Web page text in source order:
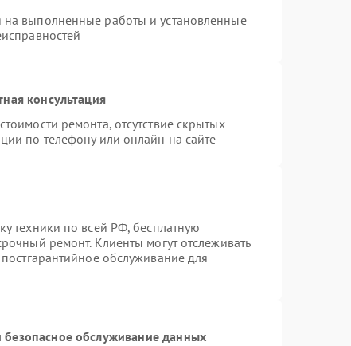
на выполненные работы и установленные
консультация
ремонта, отсутствие скрытых
по телефону или онлайн на сайте
техники по всей РФ, бесплатную
ремонт. Клиенты могут отслеживать
обслуживание для
обслуживание данных